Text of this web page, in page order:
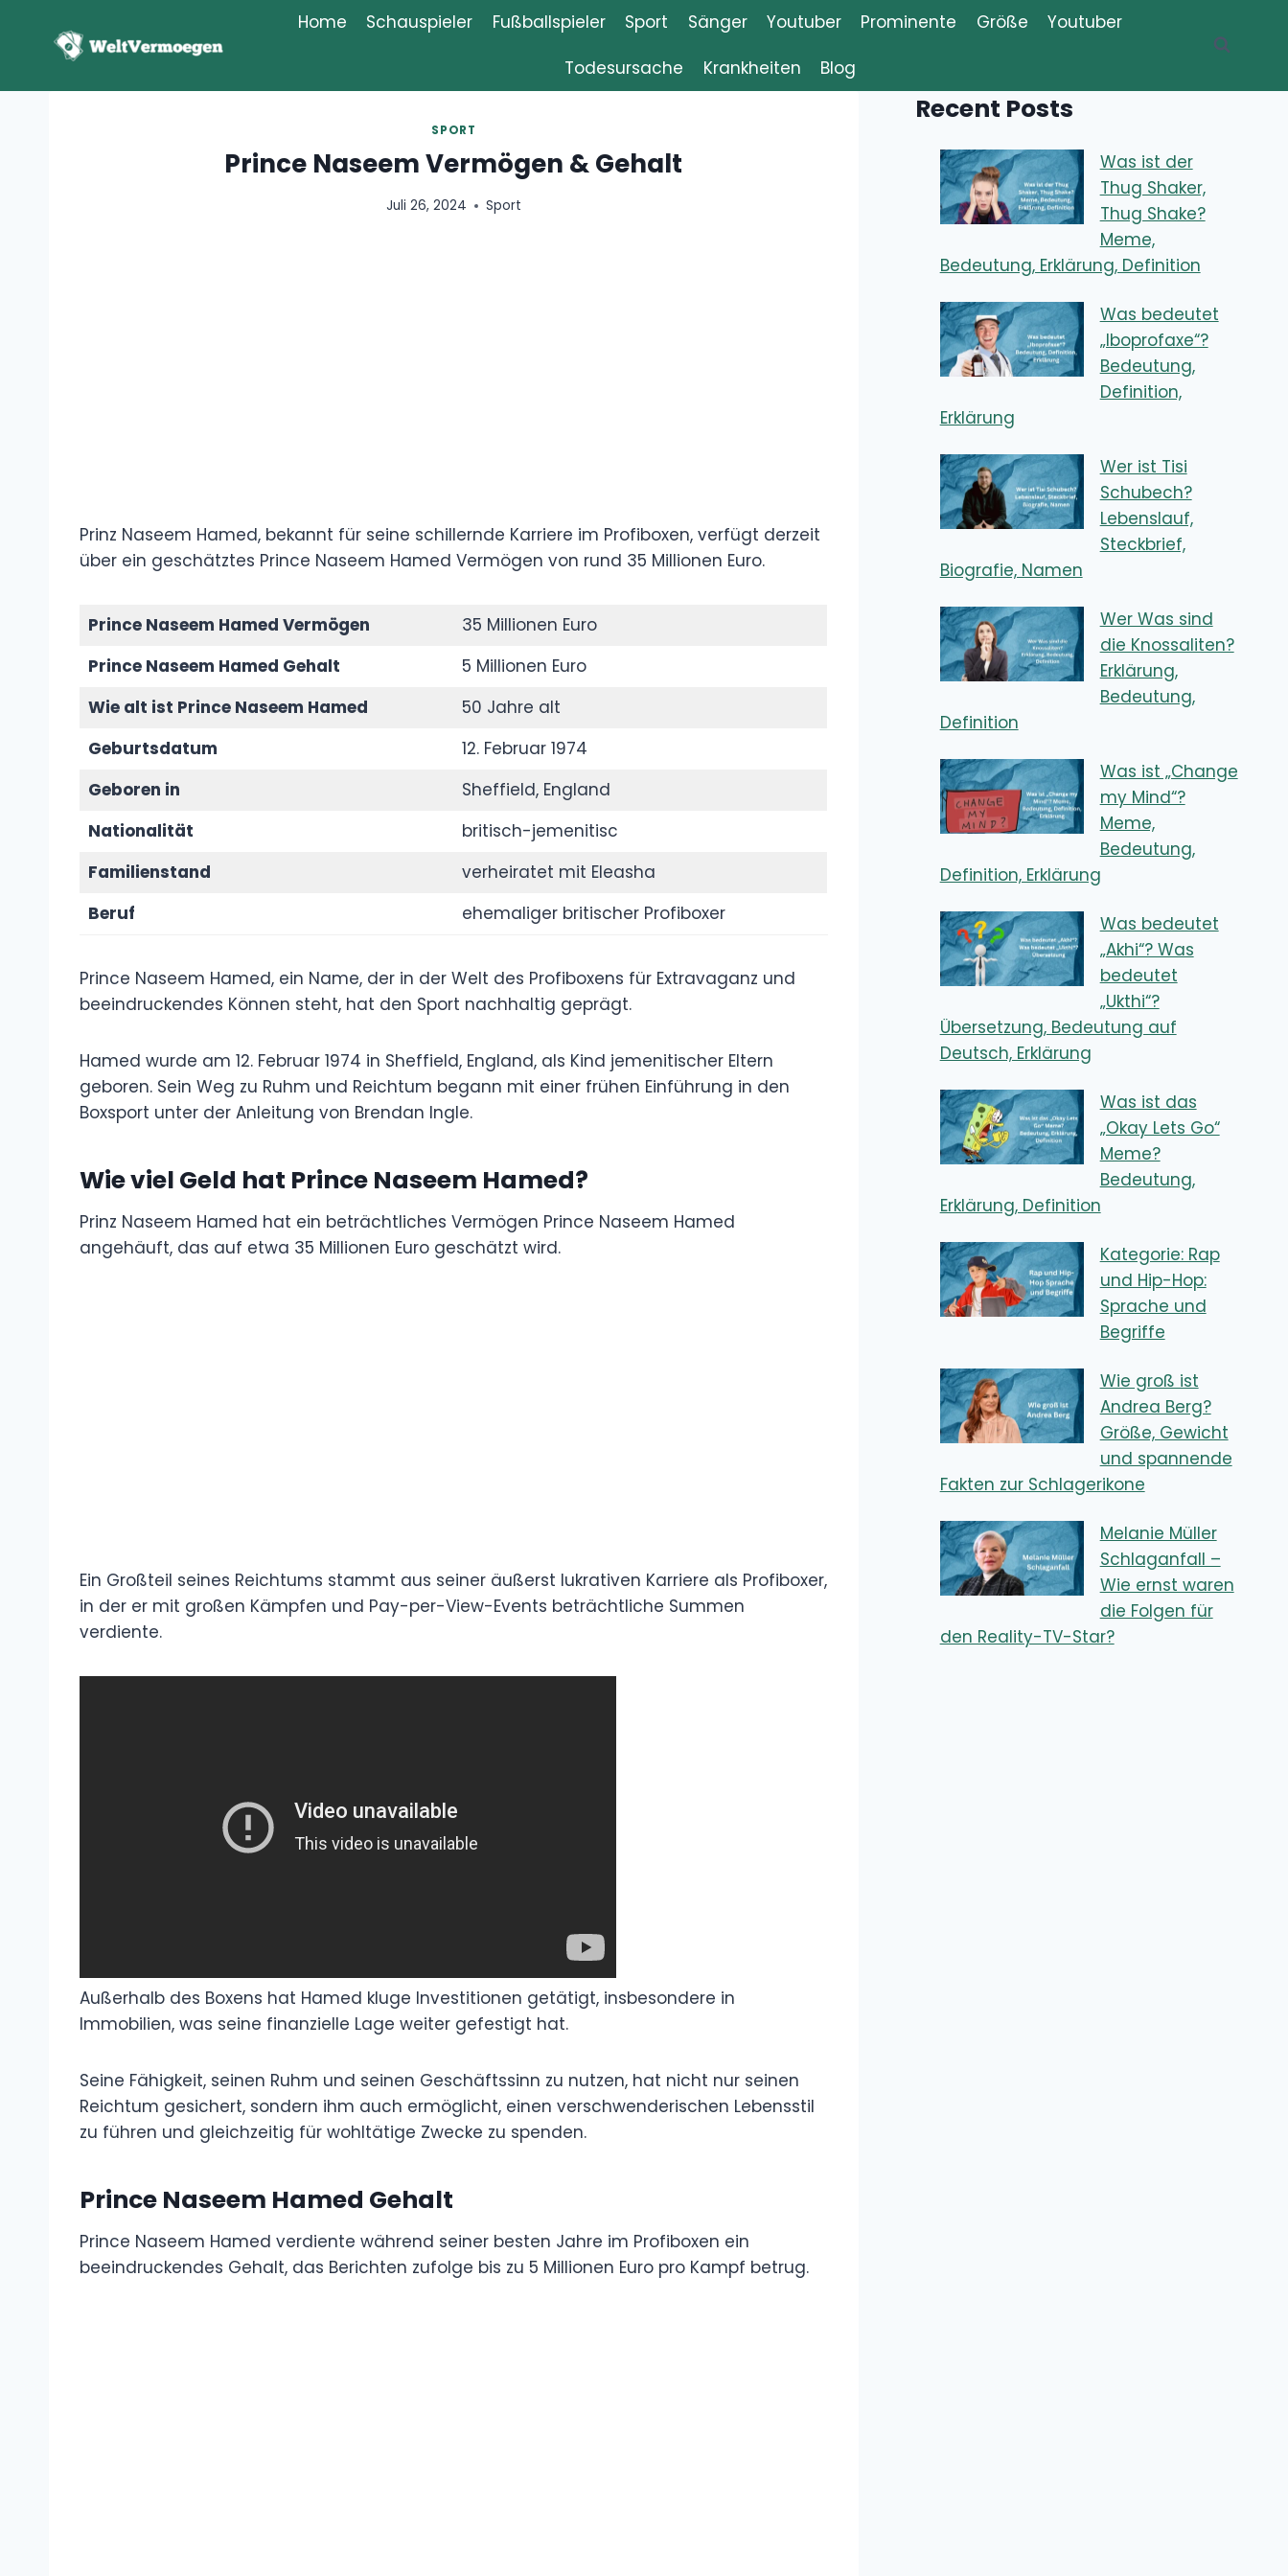
springen
Home Schauspieler Fußballspieler Sport Sänger Youtuber Prominente Größe
Youtuber
Todesursache
Krankheiten Blog
SPORT
Prince Naseem Vermögen & Gehalt
Juli 26, 2024 Sport
Prinz Naseem Hamed, bekannt für seine schillernde Karriere im Profiboxen, verfügt derzeit
über ein geschätztes Prince Naseem Hamed Vermögen von rund 35 Millionen Euro.
Prince Naseem Hamed Vermögen
35 Millionen Euro
Prince Naseem Hamed Gehalt
5 Millionen Euro
Wie alt ist Prince Naseem Hamed
50 Jahre alt
Geburtsdatum
12. Februar 1974
Geboren in
Sheffield, England
Nationalität
britisch-jemenitisc
Familienstand
verheiratet mit Eleasha
Beruf
ehemaliger britischer Profiboxer
Prince Naseem Hamed, ein Name, der in der Welt des Profiboxens für Extravaganz und
beeindruckendes Können steht, hat den Sport nachhaltig geprägt.
Hamed wurde am 12. Februar 1974 in Sheffield, England, als Kind jemenitischer Eltern
geboren. Sein Weg zu Ruhm und Reichtum begann mit einer frühen Einführung in den
Boxsport unter der Anleitung von Brendan Ingle.
Wie viel Geld hat Prince Naseem Hamed?
Prinz Naseem Hamed hat ein beträchtliches Vermögen Prince Naseem Hamed
angehäuft, das auf etwa 35 Millionen Euro geschätzt wird.
Ein Großteil seines Reichtums stammt aus seiner äußerst lukrativen Karriere als Profiboxer,
in der er mit großen Kämpfen und Pay-per-View-Events beträchtliche Summen
verdiente.
Außerhalb des Boxens hat Hamed kluge Investitionen getätigt, insbesondere in
Immobilien, was seine finanzielle Lage weiter gefestigt hat.
Seine Fähigkeit, seinen Ruhm und seinen Geschäftssinn zu nutzen, hat nicht nur seinen
Reichtum gesichert, sondern ihm auch ermöglicht, einen verschwenderischen Lebensstil
zu führen und gleichzeitig für wohltätige Zwecke zu spenden.
Prince Naseem Hamed Gehalt
Prince Naseem Hamed verdiente während seiner besten Jahre im Profiboxen ein
beeindruckendes Gehalt, das Berichten zufolge bis zu 5 Millionen Euro pro Kampf betrug.
Recent Posts
Was ist der
Thug Shaker,
Thug Shake?
Meme,
Bedeutung, Erklärung, Definition
Was bedeutet
„Iboprofaxe“?
Bedeutung,
Definition,
Erklärung
Wer ist Tisi
Schubech?
Lebenslauf,
Steckbrief,
Biografie, Namen
Wer Was sind
die Knossaliten?
Erklärung,
Bedeutung,
Definition
Was ist „Change
my Mind“?
Meme,
Bedeutung,
Definition, Erklärung
Was bedeutet
„Akhi“? Was
bedeutet
„Ukthi“?
Übersetzung, Bedeutung auf
Deutsch, Erklärung
Was ist das
„Okay Lets Go“
Meme?
Bedeutung,
Erklärung, Definition
Kategorie: Rap
und Hip-Hop:
Sprache und
Begriffe
Wie groß ist
Andrea Berg?
Größe, Gewicht
und spannende
Fakten zur Schlagerikone
Melanie Müller
Schlaganfall –
Wie ernst waren
die Folgen für
den Reality-TV-Star?